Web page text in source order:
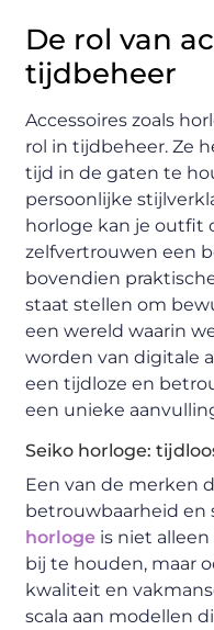
De rol van
tijdbeheer
Accessoires zoals
rol in tijdbeheer. Ze
tijd in de gaten te
persoonlijke
horloge kan je outfit
zelfvertrouwen een
bovendien
staat stellen om
een wereld waarin
worden van digitale
een tijdloze en
een unieke
Seiko horloge:
Een van de merken
betrouwbaarheid en
horloge is niet
bij te houden, maar
kwaliteit en
scala aan modellen